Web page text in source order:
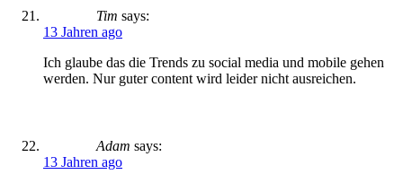
Tim says:
13 Jahren ago
Ich glaube das die Trends zu social media und mobile gehen
werden. Nur guter content wird leider nicht ausreichen.
Adam says:
13 Jahren ago